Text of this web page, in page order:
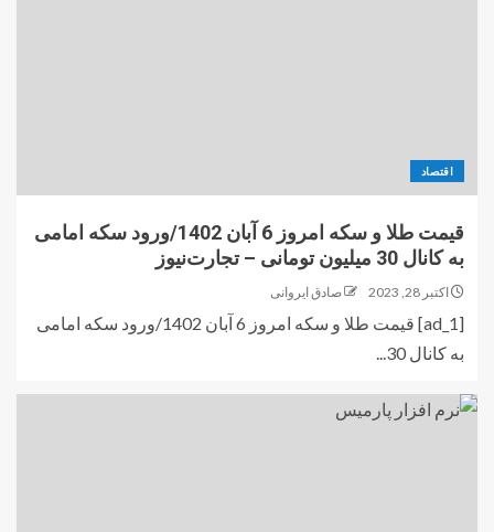
اقتصاد
قیمت طلا و سکه امروز 6 آبان 1402/ورود سکه امامی
به کانال 30 میلیون تومانی – تجارت‌نیوز
اکتبر 28, 2023 صادق ایروانی
[ad_1] قیمت طلا و سکه امروز 6 آبان 1402/ورود سکه امامی
به کانال 30...